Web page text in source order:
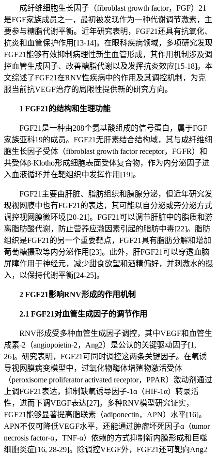
成纤维细胞生长因子（fibroblast growth factor，FGF）21
是FGF家族成员之一，最初被发现作为一种代谢调节激素，主
要参与糖脂代谢平衡。近年研究表明，FGF21还具有抗氧化、
抗炎和血管保护作用[13-14]。在眼科疾病领域，多项研究发现
FGF21能够有效抑制病理性新生血管形成，其作用机制涉及调
控血管生成因子、改善糖脂代谢以及发挥抗炎效应[15-18]。本
文综述了FGF21在RNV性疾病中的作用及其调控机制，为克
服当前抗VEGF治疗的局限性提供新的研究方 向。
1 FGF21的结构和生理功能
FGF21是一种由208个氨基酸组成的信号蛋白，属于FGF
家族亚科19的成员。FGF21无肝素结合结构域，其与成纤维细
胞生长因子受体（fibroblast growth factor receptor，FGFR）和
共受体β-Klotho形成细胞表面受体复合物，作为内分泌因子进
入血液循环并在靶组织中发挥作用[19]。
FGF21主要由肝脏、脂肪组织和胰腺分泌，但近年研究发
现视网膜中也有FGF21的表达，其可能以自分泌或旁分泌方式
调控视网膜微环境 [20- 21]。FGF21可以调节肝脏中的脂质和游
离脂肪酸代谢，防止营养应激因素引起的脂肪中毒[22]。脂肪
组织是FGF21的另一个重要靶点，FGF21具有脂肪分解和增加
葡萄糖摄取等内分泌作用[23]。此外，肝FGF21可以穿透血脑
屏障作用于神经元，减少甜食欲望和酒精偏好，并刺激水的摄
入，以保持代谢平衡[24-25]。
2 FGF21影响RNV形成的作用机制
2.1 FGF21对血管生成因子的调节作用
RNV形成受多种血管生成因子调控，其中VEGF和血管生
成素-2（angiopoietin-2，Ang2）是公认的关键驱动因子[1,
26]。研究表明，FGF21可同时调控这两条关键因子。在氧诱
导视网膜病变模型中，过氧化物酶体增殖物激活受体
（peroxisome proliferator activated receptor，PPAR）激动剂通过
上调FGF21表达，抑制缺氧诱导因子-1α（HIF-1α）转录活
性，进而下调VEGF表达[27]。多种RNV模型研究证实，
FGF21能够显著提高脂联素（adiponectin，APN）水平[16]。
APN不仅可降低VEGF水平，还能通过肿瘤坏死因子α（tumor
necrosis factor-α，TNF-α）依赖的方式抑制新内膜形成和巨噬
细胞炎症[16, 28-29]。除调控VEGF外，FGF21还可靶向Ang2